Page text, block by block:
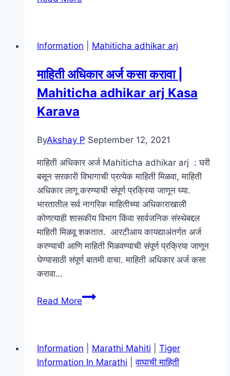
2022
Pdf
Download
कॅलेंडर
2022
Information Mahiticha adhikar arj
माहिती अधिकार अर्ज कसा करावा |
Mahiticha adhikar arj Kasa
Karava
ByAkshay P September 12, 2021
माहिती अधिकार अर्ज Mahiticha adhikar arj : घरी
बसून सरकारी विभागाची प्रत्येक माहिती मिळवा, माहिती
अधिकार लागू करण्याची संपूर्ण प्रक्रिया जाणून घ्या.
भारतातील सर्व नागरिक माहितीच्या अधिकाराखाली
कोणत्याही शासकीय विभाग किंवा सार्वजनिक संस्थेबद्दल
माहिती मिळवू शकतात. आरटीआय कायद्याअंतर्गत अर्ज
करण्याची आणि माहिती मिळवण्याची संपूर्ण प्रक्रिया जाणून
घेण्यासाठी संपूर्ण बातमी वाचा. माहिती अधिकार अर्ज कसा
करावा…
Read Moreमाहिती
करावा
|
Information Marathi Mahiti
Tiger
Information In Marathi |वाघाची माहिती